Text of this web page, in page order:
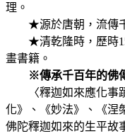
理。
★源於唐朝，流傳千
★清乾隆時，歷時15
畫書籍。
※傳承千百年的佛
〈釋迦如來應化事蹟
化》、《妙法》、《涅
佛陀釋迦如來的生平故